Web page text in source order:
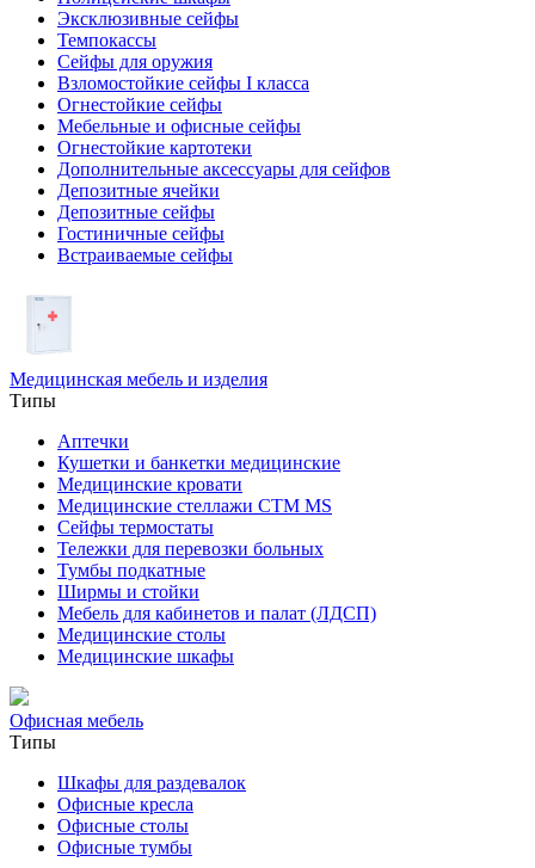
Эксклюзивные сейфы
Темпокассы
Сейфы для оружия
Взломостойкие сейфы I класса
Огнестойкие сейфы
Мебельные и офисные сейфы
Огнестойкие картотеки
Дополнительные аксессуары для сейфов
Депозитные ячейки
Депозитные сейфы
Гостиничные сейфы
Встраиваемые сейфы
Медицинская мебель и изделия
Типы
Аптечки
Кушетки и банкетки медицинские
Медицинские кровати
Медицинские стеллажи CTM MS
Сейфы термостаты
Тележки для перевозки больных
Тумбы подкатные
Ширмы и стойки
Мебель для кабинетов и палат (ЛДСП)
Медицинские столы
Медицинские шкафы
Офисная мебель
Типы
Шкафы для раздевалок
Офисные кресла
Офисные столы
Офисные тумбы